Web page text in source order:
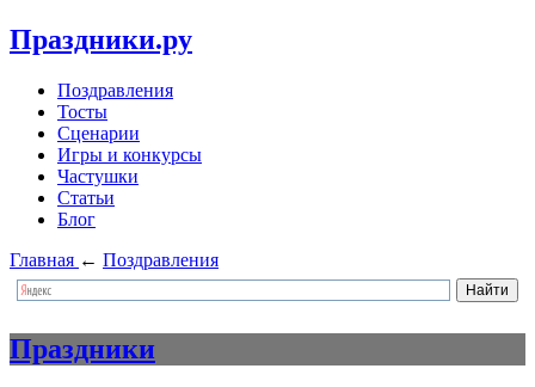
Праздники.ру
Поздравления
Тосты
Сценарии
Игры и конкурсы
Частушки
Статьи
Блог
Главная ← Поздравления
Праздники